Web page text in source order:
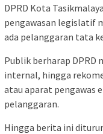
DPRD Kota
pengawasan legislatif
ada pelanggaran tata
Publik berharap
internal, hingga
atau aparat pengawas
pelanggaran.
Hingga berita ini